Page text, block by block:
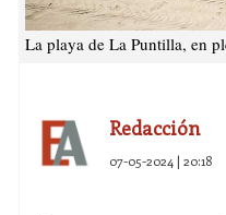
La playa de La Puntilla, en
Redacción
07-05-2024 | 20:18